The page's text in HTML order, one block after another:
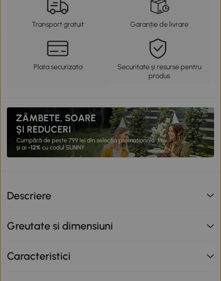
Transport gratuit Garanție de livrare
Plata securizata
Securitate și resurse pentru
produs
Descriere
Greutate si dimensiuni
Caracteristici